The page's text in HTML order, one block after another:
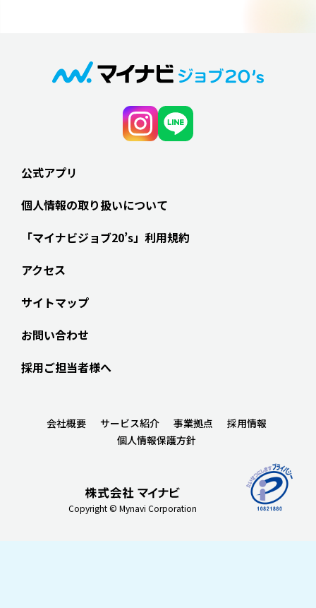
公式アプリ
個人情報の取り扱いについて
「マイナビジョブ20’s」利用規約
アクセス
サイトマップ
お問い合わせ
採用ご担当者様へ
Copyright © Mynavi Corporation
会社概要 サービス紹介 事業拠点
採用情報
個人情報保護方針